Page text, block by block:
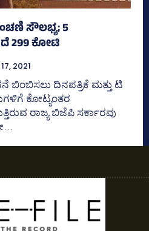
ಸೌಲಭ್ಯ; 5
299 ಕೋಟಿ
2021
ಬಿಂಬಿಸಲು ದಿನಪತ್ರಿಕೆ ಮತ್ತು ಟಿ
ಕೋಟ್ಯಂತರ
ರಾಜ್ಯ ಬಿಜೆಪಿ ಸರ್ಕಾರವು